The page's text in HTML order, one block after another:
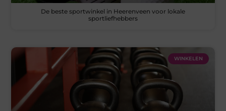
De beste sportwinkel in Heerenveen voor lokale
sportliefhebbers
WINKELEN